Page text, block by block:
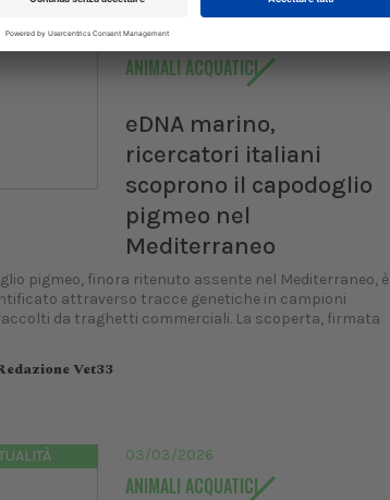
30/03/2026
ANIMALI ACQUATICI
eDNA marino,
ricercatori italiani
scoprono il capodoglio
pigmeo nel
Mediterraneo
pigmeo, finora ritenuto assente nel Mediterraneo, è
attraverso tracce genetiche in campioni
da traghetti commerciali. La scoperta, firmata
Vet33
03/03/2026
ANIMALI ACQUATICI